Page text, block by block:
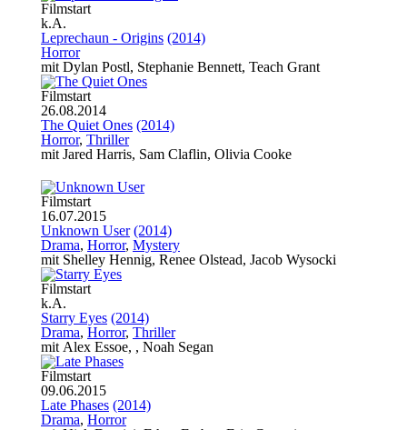
Filmstart
k.A.
Leprechaun - Origins (2014)
Horror
mit Dylan Postl, Stephanie Bennett, Teach Grant
Filmstart
26.08.2014
The Quiet Ones (2014)
Horror, Thriller
mit Jared Harris, Sam Claflin, Olivia Cooke
Filmstart
16.07.2015
Unknown User (2014)
Drama, Horror, Mystery
mit Shelley Hennig, Renee Olstead, Jacob Wysocki
Filmstart
k.A.
Starry Eyes (2014)
Drama, Horror, Thriller
mit Alex Essoe, , Noah Segan
Filmstart
09.06.2015
Late Phases (2014)
Drama, Horror